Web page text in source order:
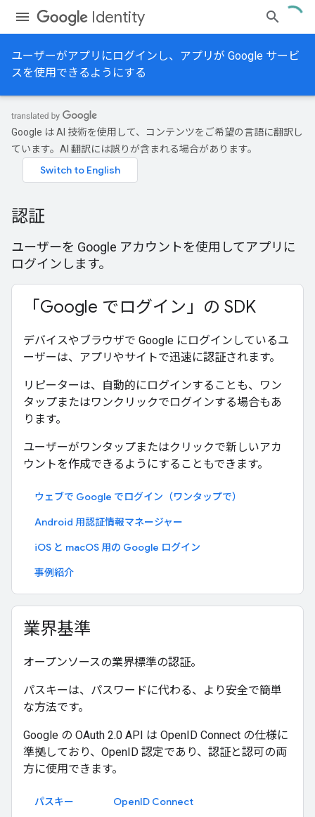
Identity
ユーザーがアプリにログインし、アプリが Google サービ
スを使用できるようにする
Google は AI 技術を使用して、コンテンツをご希望の言語に翻訳し
ています。AI 翻訳には誤りが含まれる場合があります。
認証
ユーザーを Google アカウントを使用してアプリに
ログインします。
「Google でログイン」の SDK
デバイスやブラウザで Google にログインしているユ
ーザーは、アプリやサイトで迅速に認証されます。
リピーターは、自動的にログインすることも、ワン
タップまたはワンクリックでログインする場合もあ
ります。
ユーザーがワンタップまたはクリックで新しいアカ
ウントを作成できるようにすることもできます。
ウェブで Google でログイン（ワンタップで）
Android 用認証情報マネージャー
iOS と macOS 用の Google ログイン
事例紹介
業界基準
オープンソースの業界標準の認証。
パスキーは、パスワードに代わる、より安全で簡単
な方法です。
Google の OAuth 2.0 API は OpenID Connect の仕様に
準拠しており、OpenID 認定であり、認証と認可の両
方に使用できます。
パスキー OpenID Connect